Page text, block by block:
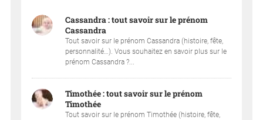
Cassandra : tout savoir sur le prénom
Cassandra
Tout savoir sur le prénom Cassandra (histoire, fête,
personnalité…). Vous souhaitez en savoir plus sur le
prénom Cassandra ?...
Timothée : tout savoir sur le prénom
Timothée
Tout savoir sur le prénom Timothée (histoire, fête,